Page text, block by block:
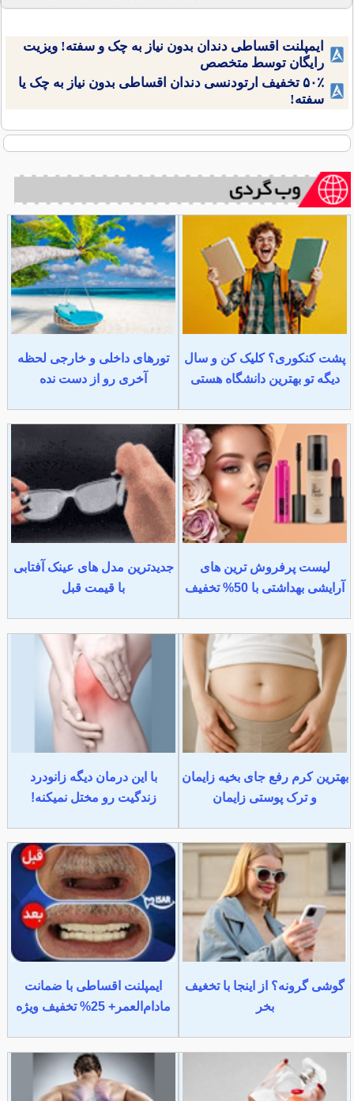
ایمپلنت اقساطی دندان بدون نیاز به چک و سفته! ویزیت
رایگان توسط متخصص
۵۰٪ تخفیف ارتودنسی دندان اقساطی بدون نیاز به چک یا
سفته!
پشت کنکوری؟ کلیک کن و سال
دیگه تو بهترین دانشگاه هستی
تورهای داخلی و خارجی لحظه
آخری رو از دست نده
لیست پرفروش ترین های
آرایشی بهداشتی با 50% تخفیف
جدیدترین مدل های عینک آفتابی
با قیمت قبل
بهترین کرم رفع جای بخیه زایمان
و ترک پوستی زایمان
با این درمان دیگه زانودرد
زندگیت رو مختل نمیکنه!
گوشی گرونه؟ از اینجا با تخغیف
بخر
ایمپلنت اقساطی با ضمانت
مادام‌العمر+ 25% تخفیف ویژه